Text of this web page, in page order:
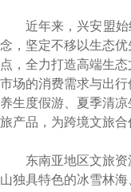
近年来，兴安盟始
念，坚定不移以生态
点，全力打造高端生
市场的消费需求与出
养生度假游、夏季清
旅产品，为跨境文旅合
东南亚地区文旅资
山独具特色的冰雪林